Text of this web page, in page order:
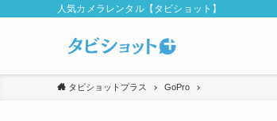
人気カメラレンタル【タビショット】
タビショットプラス GoPro